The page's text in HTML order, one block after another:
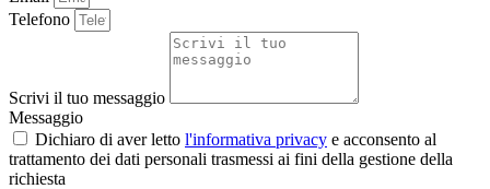
Telefono
Scrivi il tuo messaggio
Messaggio
Dichiaro di aver letto l'informativa privacy e acconsento al
trattamento dei dati personali trasmessi ai fini della gestione della
richiesta